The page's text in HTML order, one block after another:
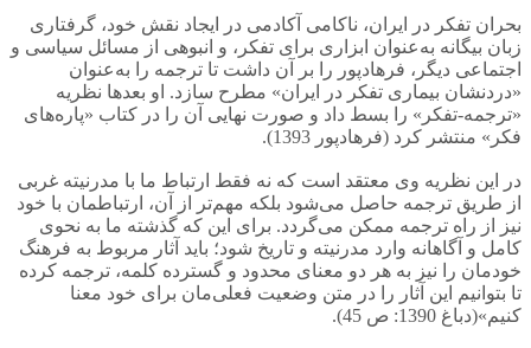
بحران تفکر در ایران، ناکامی آکادمی در ایجاد نقش خود، گرفتاری
زبان بیگانه به‌عنوان ابزاری برای تفکر، و انبوهی از مسائل سیاسی و
اجتماعی دیگر، فرهادپور را بر آن داشت تا ترجمه را به‌عنوان
«دردنشان بیماری تفکر در ایران» مطرح سازد. او بعدها نظریه
«ترجمه-تفکر» را بسط داد و صورت نهایی آن را در کتاب «پاره‌های
فکر» منتشر کرد (فرهادپور 1393).
در این نظریه وی معتقد است که نه فقط ارتباط ما با مدرنیته غربی
از طریق ترجمه حاصل می‌شود بلکه مهم‌تر از آن، ارتباطمان با خود
نیز از راه ترجمه ممکن می‌گردد. برای این که گذشته ما به نحوی
کامل و آگاهانه وارد مدرنیته و تاریخ شود؛ باید آثار مربوط به فرهنگ
خودمان را نیز به هر دو معنای محدود و گسترده کلمه، ترجمه کرده
تا بتوانیم این آثار را در متن وضعیت فعلی‌مان برای خود معنا
کنیم»(دباغ 1390: ص 45).